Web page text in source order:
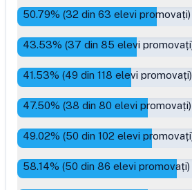
50.79% (32 din 63 elevi promovați)
43.53% (37 din 85 elevi
41.53% (49 din 118 elevi promovați)
47.50% (38 din 80 elevi promovați)
49.02% (50 din 102 elevi
58.14% (50 din 86 elevi promovați)